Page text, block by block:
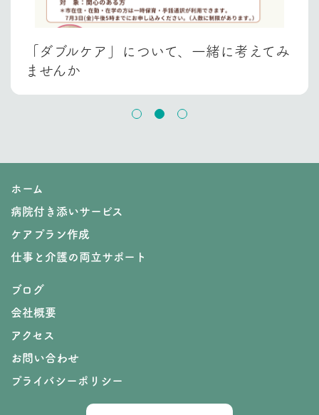
「ダブルケアについて考える」講話を終え
て
「ダブルケア」について、一緒に考えてみ
ませんか
ホーム
病院付き添いサービス
ケアプラン作成
仕事と介護の両立サポート
ブログ
会社概要
アクセス
お問い合わせ
プライバシーポリシー